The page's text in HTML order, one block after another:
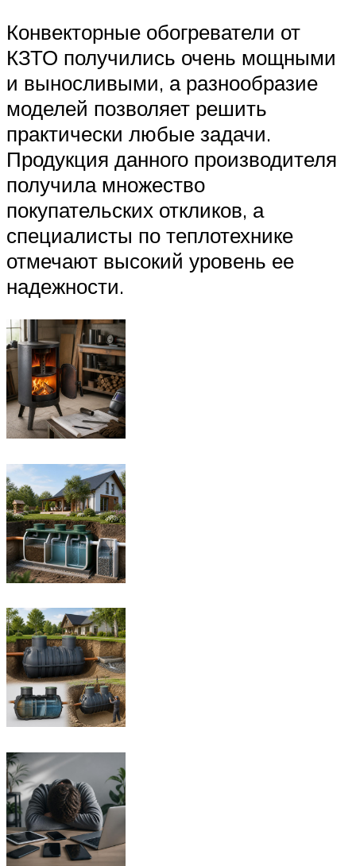
Конвекторные обогреватели от
КЗТО получились очень мощными
и выносливыми, а разнообразие
моделей позволяет решить
практически любые задачи.
Продукция данного производителя
получила множество
покупательских откликов, а
специалисты по теплотехнике
отмечают высокий уровень ее
надежности.